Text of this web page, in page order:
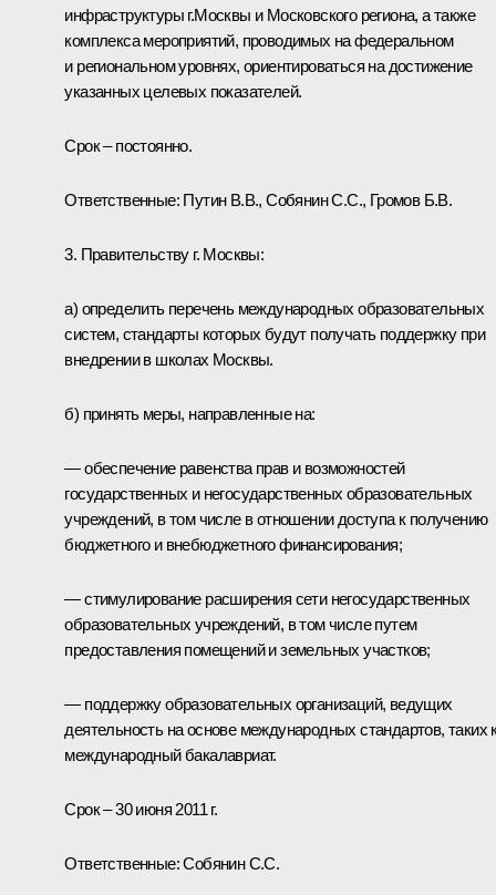
инфраструктуры г.Москвы и Московского региона, а также
комплекса мероприятий, проводимых на федеральном
и региональном уровнях, ориентироваться на достижение
указанных целевых показателей.
Срок – постоянно.
Ответственные: Путин В.В., Собянин С.С., Громов Б.В.
3. Правительству г. Москвы:
а) определить перечень международных образовательных
систем, стандарты которых будут получать поддержку при
внедрении в школах Москвы.
б) принять меры, направленные на:
— обеспечение равенства прав и возможностей
государственных и негосударственных образовательных
учреждений, в том числе в отношении доступа к получению
бюджетного и внебюджетного финансирования;
— стимулирование расширения сети негосударственных
образовательных учреждений, в том числе путем
предоставления помещений и земельных участков;
— поддержку образовательных организаций, ведущих
деятельность на основе международных стандартов, таких
международный бакалавриат.
Срок – 30 июня 2011 г.
Ответственные: Собянин С.С.